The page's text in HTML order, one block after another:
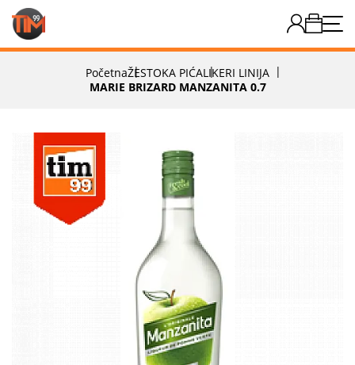
PočetnaŽESTOKA PIĆALIKERI LINIJA
MARIE BRIZARD MANZANITA 0.7